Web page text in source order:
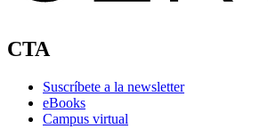
CTA
Suscríbete a la newsletter
eBooks
Campus virtual